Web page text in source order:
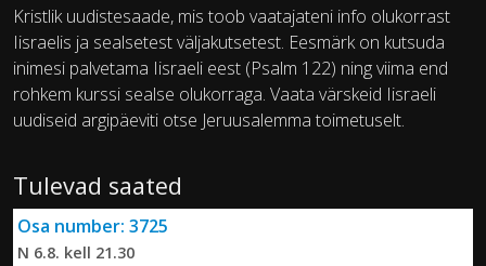
Kristlik uudistesaade, mis toob vaatajateni info olukorrast
Iisraelis ja sealsetest väljakutsetest. Eesmärk on kutsuda
inimesi palvetama Iisraeli eest (Psalm 122) ning viima end
rohkem kurssi sealse olukorraga. Vaata värskeid Iisraeli
uudiseid argipäeviti otse Jeruusalemma toimetuselt.
Tulevad saated
Osa number: 3725
N 6.8. kell 21.30